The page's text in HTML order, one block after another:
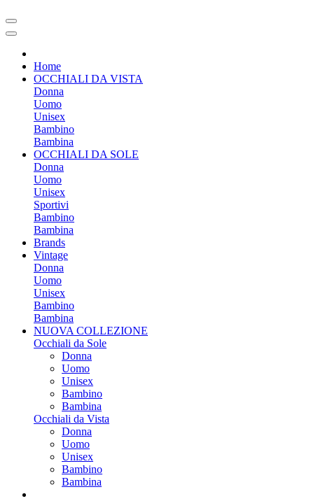
Home
OCCHIALI DA VISTA
Donna
Uomo
Unisex
Bambino
Bambina
OCCHIALI DA SOLE
Donna
Uomo
Unisex
Sportivi
Bambino
Bambina
Brands
Vintage
Donna
Uomo
Unisex
Bambino
Bambina
NUOVA COLLEZIONE
Occhiali da Sole
Donna
Uomo
Unisex
Bambino
Bambina
Occhiali da Vista
Donna
Uomo
Unisex
Bambino
Bambina